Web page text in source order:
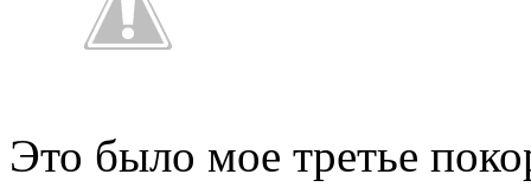
Это было мое третье